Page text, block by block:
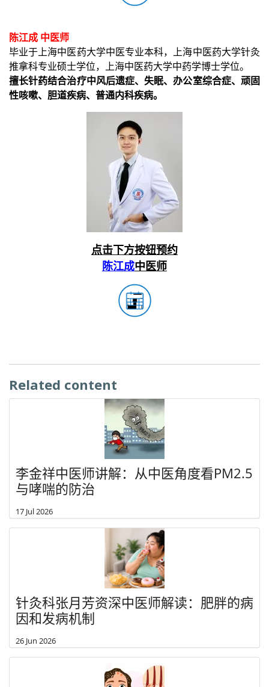
陈江成 中医师
毕业于上海中医药大学中医专业本科，上海中医药大学针灸
推拿科专业硕士学位，上海中医药大学中药学博士学位。
擅长针药结合治疗中风后遗症、失眠、办公室综合症、顽固
性咳嗽、胆道疾病、普通内科疾病。
点击下方按钮预约
陈江成中医师
Related content
李金祥中医师讲解：从中医角度看PM2.5
与哮喘的防治
17 Jul 2026
针灸科张月芳资深中医师解读：肥胖的病
因和发病机制
26 Jun 2026